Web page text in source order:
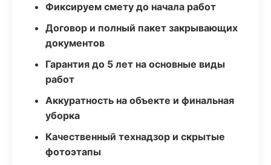
Фиксируем смету до начала работ
Договор и полный пакет закрывающих
документов
Гарантия до 5 лет на основные виды
работ
Аккуратность на объекте и финальная
уборка
Качественный технадзор и скрытые
фотоэтапы